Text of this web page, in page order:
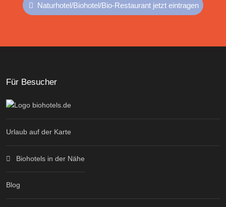
Naturhotel/Biohotel/Bio-Restaurant jetzt eintragen
Für Besucher
Urlaub auf der Karte
Biohotels in der Nähe
Blog